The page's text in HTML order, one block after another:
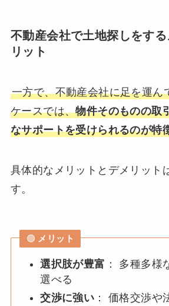
不動産会社で土地探しをす
リット
一方で、不動産会社に足を運ん
ケースでは、物件そのものの取
なサポートを受けられるのが特
具体的なメリットとデメリット
す。
🟢 メリット
選択肢が豊富 ： 多種多様
選べる
交渉に強い ： 価格交渉や